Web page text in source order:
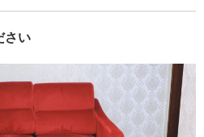
さい